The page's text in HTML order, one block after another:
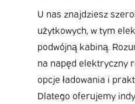
U nas znajdziesz
użytkowych, w tym
podwójną kabiną.
na napęd elektryczny
opcje ładowania i
Dlatego oferujemy